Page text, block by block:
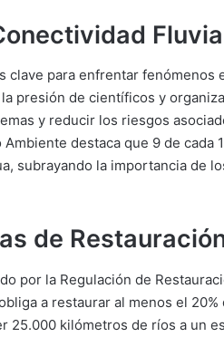
clave para enfrentar
presión de científicos y
y reducir los riesgos
destaca que 9 de cada
subrayando la importancia de
de
por la Regulación de
a restaurar al menos el
25.000 kilómetros de ríos a un